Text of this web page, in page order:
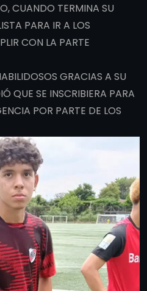
CUANDO TERMINA SU
PARA IR A LOS
CON LA PARTE
GRACIAS A SU
QUE SE INSCRIBIERA PARA
POR PARTE DE LOS